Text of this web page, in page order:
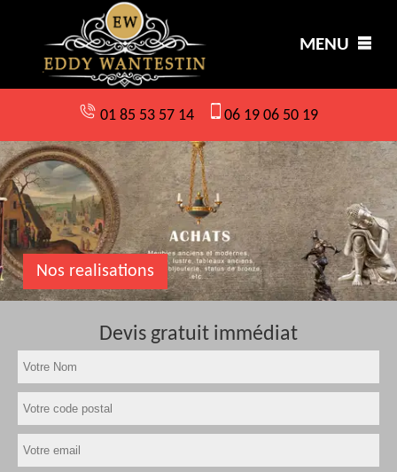
MENU
01 85 53 57 14 06 19 06 50 19
Nos realisations
Devis gratuit immédiat